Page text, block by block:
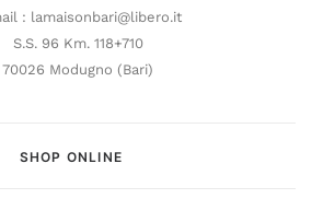
: lamaisonbari@libero.it
S.S. 96 Km. 118+710
70026 Modugno (Bari)
SHOP ONLINE